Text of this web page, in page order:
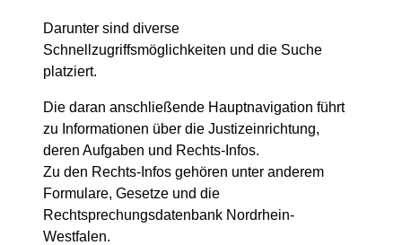
Darunter sind diverse
Schnellzugriffsmöglichkeiten und die Suche
platziert.
Die daran anschließende Hauptnavigation führt
zu Informationen über die Justizeinrichtung,
deren Aufgaben und Rechts-Infos.
Zu den Rechts-Infos gehören unter anderem
Formulare, Gesetze und die
Rechtsprechungsdatenbank Nordrhein-
Westfalen.